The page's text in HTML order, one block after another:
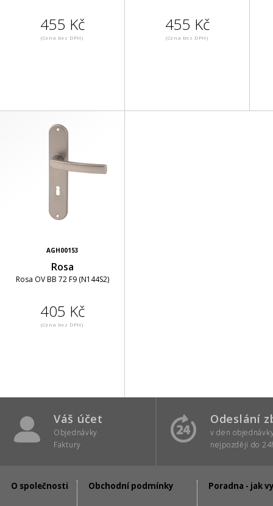
455 Kč
(Cena bez DPH)
455 Kč
(Cena bez DPH)
AGH00153
Rosa
Rosa OV BB 72 F9 (N144S2)
405 Kč
(Cena bez DPH)
Váš účet
Objednávky
Faktury
Odeslání
v den
nejpozději do
O společnosti Obchodní podmínky Poradna - jak